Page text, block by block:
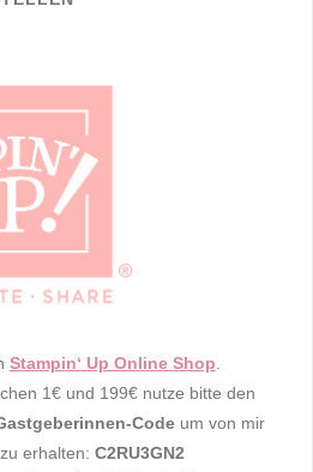
Stampin‘ Up Online Shop
1€ und 199€ nutze bitte den
Codeum von mir
erhalten: C2RU3GN2